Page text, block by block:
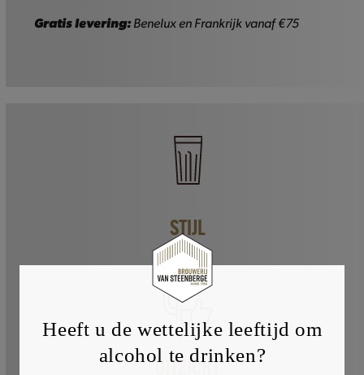
33cl
Gratis levering:Benelux en Frankrijk vanaf €75
STIJL
Heeft u de wettelijke leeftijd om
alcohol te drinken?